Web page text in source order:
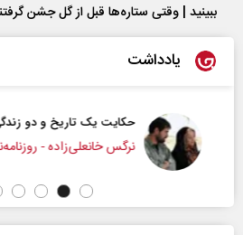
ببینید | وقتی ستاره‌ها قبل از گل جشن
یادداشت
حکایت یک تاریخ و دو زندگی
نرگس خانعلی‌زاده - روزنامه‌نگار